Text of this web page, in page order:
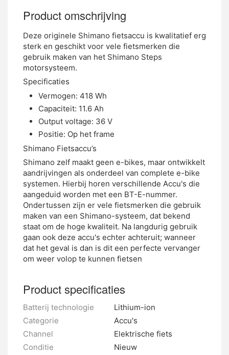
Product omschrijving
Deze originele Shimano fietsaccu is kwalitatief erg
sterk en geschikt voor vele fietsmerken die
gebruik maken van het Shimano Steps
motorsysteem.
Specificaties
Vermogen: 418 Wh
Capaciteit: 11.6 Ah
Output voltage: 36 V
Positie: Op het frame
Shimano Fietsaccu’s
Shimano zelf maakt geen e-bikes, maar ontwikkelt
aandrijvingen als onderdeel van complete e-bike
systemen. Hierbij horen verschillende Accu's die
aangeduid worden met een BT-E-nummer.
Ondertussen zijn er vele fietsmerken die gebruik
maken van een Shimano-systeem, dat bekend
staat om de hoge kwaliteit. Na langdurig gebruik
gaan ook deze accu's echter achteruit; wanneer
dat het geval is dan is dit een perfecte vervanger
om weer volop te kunnen fietsen
Product specificaties
Batterij technologie
Lithium-ion
Categorie
Accu's
Channel
Elektrische fiets
Conditie
Nieuw